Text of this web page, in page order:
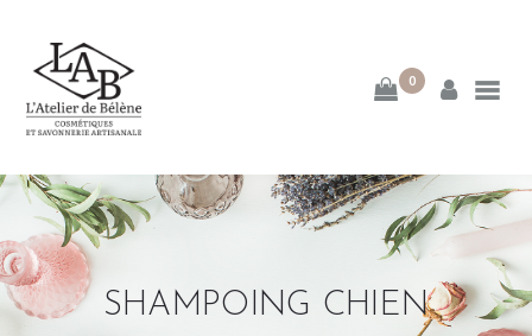
0
SHAMPOING CHIEN
ACCUEIL
MA DÉMARCHE
BLOG